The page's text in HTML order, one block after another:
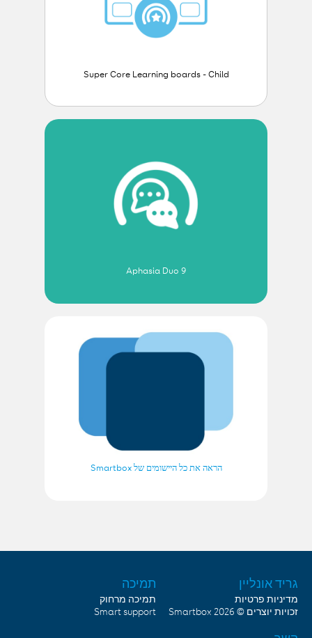
Super Core Learning boards - Child
Aphasia Duo 9
הראה את כל היישומים של Smartbox
גריד אונליין
מדיניות פרטיות
זכויות יוצרים © 2026
Smartbox
תמיכה
תמיכה מרחוק
Smart support